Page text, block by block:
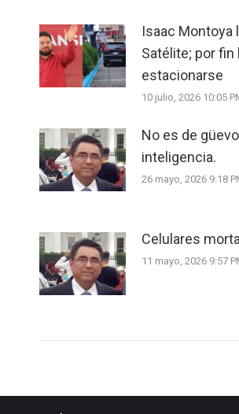
Isaac Montoya
Satélite; por fin
estacionarse
10 julio, 2026 10:05
No es de
inteligencia.
26 mayo, 2026 9:18
Celulares
11 mayo, 2026 9:57